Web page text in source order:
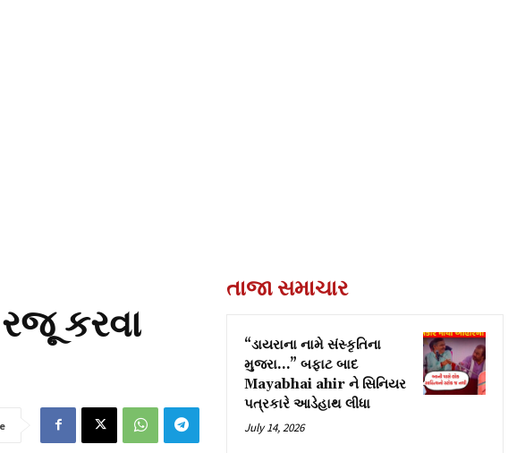
કરવા
તાજા સમાચાર
“ડાયરાના નામે સંસ્કૃતિના
મુજરા…” બફાટ બાદ
Mayabhai ahir ને સિનિયર
પત્રકારે આડેહાથ લીધા
July 14, 2026